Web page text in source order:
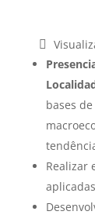
bases
Realizar